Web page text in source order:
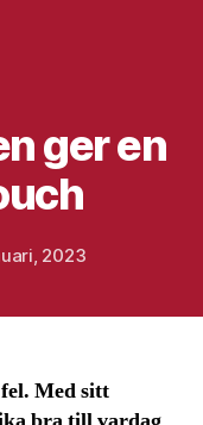
ger en
2023
Med sitt